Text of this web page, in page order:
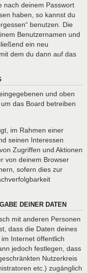
nach deinem Passwort
haben, so kannst du
benutzen. Die
Benutzernamen und
ein neu
dem du dann auf das
und oben
das Board betreiben
im Rahmen einer
seinen Interessen
Zugriffen und Aktionen
von deinem Browser
sofern dies zur
DEINER DATEN
mit anderen Personen
dass die Daten deines
Internet öffentlich
jedoch festlegen, dass
Nutzerkreis
etc.) zugänglich